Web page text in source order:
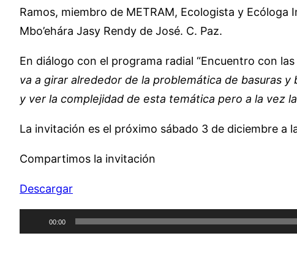
Ramos, miembro de METRAM, Ecologista y
Mbo’ehára Jasy Rendy de José. C. Paz.
En diálogo con el programa radial “Encuentro con
va a girar alrededor de la problemática de basuras
y ver la complejidad de esta temática pero a la vez la
La invitación es el próximo sábado 3 de diciembre a
Compartimos la invitación
Descargar
Reproductor
de
00:00